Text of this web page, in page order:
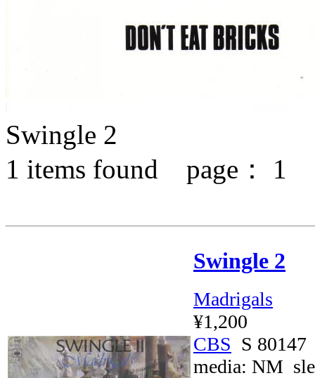
Swingle 2
1 items found page： 1
Swingle 2
Madrigals
¥1,200
CBS S
media: NM